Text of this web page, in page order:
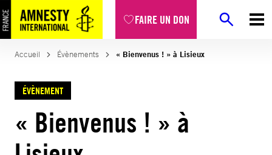
FAIRE UN DON
Accueil Évènements « Bienvenus ! » à Lisieux
ÉVÈNEMENT
« Bienvenus ! » à